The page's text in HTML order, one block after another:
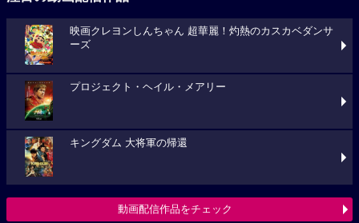
映画クレヨンしんちゃん 超華麗！灼熱のカスカベダンサ
ーズ
プロジェクト・ヘイル・メアリー
キングダム 大将軍の帰還
動画配信作品をチェック